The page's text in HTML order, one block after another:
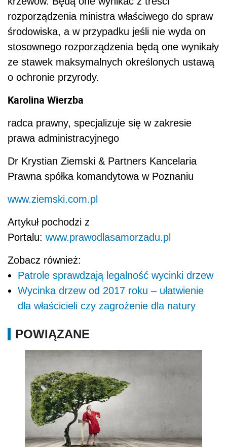
rozporządzenia ministra właściwego do spraw
środowiska, a w przypadku jeśli nie wyda on
stosownego rozporządzenia będą one wynikały
ze stawek maksymalnych określonych ustawą
o ochronie przyrody.
Karolina Wierzba
radca prawny, specjalizuje się w zakresie
prawa administracyjnego
Dr Krystian Ziemski & Partners Kancelaria
Prawna spółka komandytowa w Poznaniu
www.ziemski.com.pl
Artykuł pochodzi z
Portalu: www.prawodlasamorzadu.pl
Zobacz również:
Patrole sprawdzają legalność wycinki drzew
Wycinka drzew od 2017 roku – ułatwienie
dla właścicieli czy zagrożenie dla natury
POWIĄZANE